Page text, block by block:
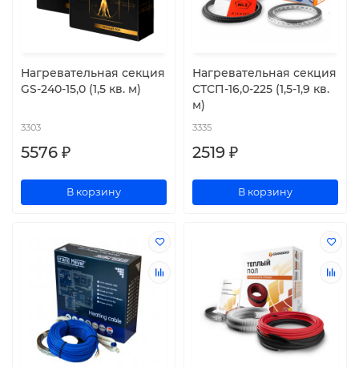
Нагревательная секция
GS-240-15,0 (1,5 кв. м)
3303
5576 ₽
В корзину
Нагревательная секция
СТСП-16,0-225 (1,5-1,9 кв.
м)
3335
2519 ₽
В корзину